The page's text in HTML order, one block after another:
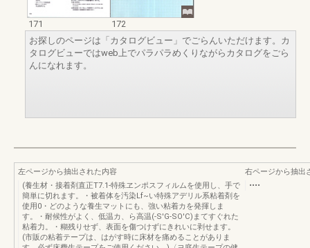
171
172
お探しのページは「カタログビュー」でごらんいただけます。カ
タログビューではweb上でパラパラめくりながらカタログをごら
んになれます。
左ページから抽出された内容
(養生材・接着剤直正T7.1-特殊ヱンポスフィルムを使用し、手で
簡単に切れます。・被着体を汚染Lf~い特殊アデリル系粘着剤を
使用0・どのような養生マットにも、強い粘着カを発揮しま
す。・耐候性がよく、低温カ、ら高温(-S'G-SO'C)まてすぐれた
粘着力。・糊残りせず、表面を傷つけずにきれいに剥せます。
(市販の粘着テープは、はがす時に床材を痛めることがありま
右ページから抽出
••••